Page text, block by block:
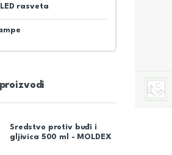
rasveta
Sredstvo protiv buđi i
gljivica 500 ml - MOLDEX